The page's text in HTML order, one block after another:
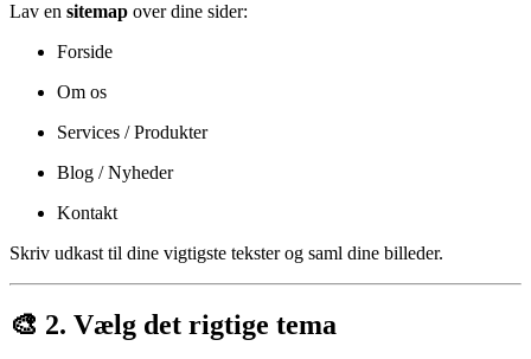
Lav en sitemap over dine sider:
Forside
Om os
Services / Produkter
Blog / Nyheder
Kontakt
Skriv udkast til dine vigtigste tekster og saml dine billeder.
🎨 2. Vælg det rigtige tema